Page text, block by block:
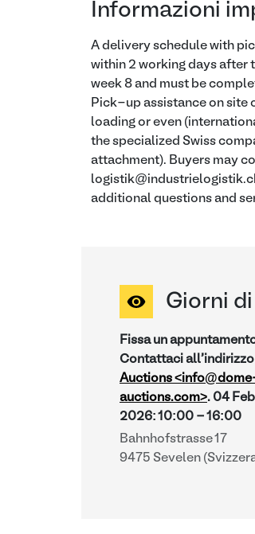
Informazioni
A delivery schedule with
within 2 working days after
week 8 and must be
Pick-up assistance on
loading or even
the specialized Swiss
attachment). Buyers may
additional questions and
Giorni
Fissa un
Contattaci all'indirizzo
Auctions
auctions.com>. 04
2026: 10:00 - 16:00
Bahnhofstrasse 17
9475 Sevelen